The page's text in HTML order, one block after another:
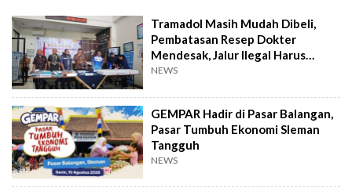
Tramadol Masih Mudah Dibeli,
Pembatasan Resep Dokter
Mendesak, Jalur Ilegal Harus
Distop
NEWS
GEMPAR Hadir di Pasar Balangan,
Pasar Tumbuh Ekonomi Sleman
Tangguh
NEWS